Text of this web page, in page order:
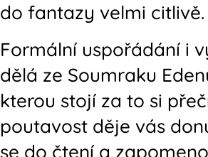
do fantazy velmi citlivě.
Formální uspořádání i
dělá ze Soumraku
kterou stojí za to si
poutavost děje vás
se do čtení a